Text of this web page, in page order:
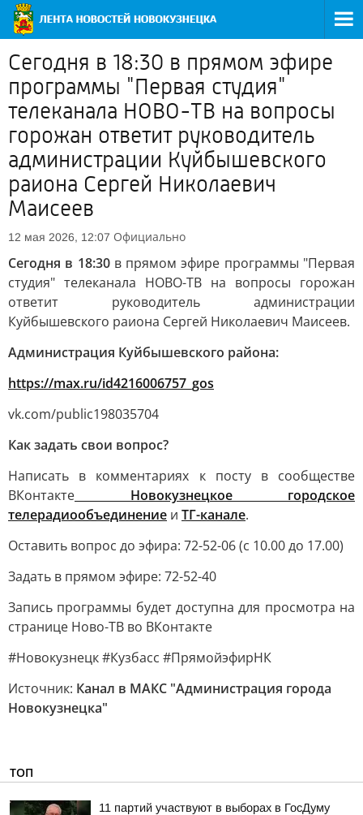
Сегодня в 18:30 в прямом эфире
программы "Первая студия"
телеканала НОВО-ТВ на вопросы
горожан ответит руководитель
администрации Куйбышевского
раиона Сергей Николаевич
Маисеев
12 мая 2026, 12:07 Официально
Сегодня в 18:30в прямом эфире программы "Первая
студия" телеканала НОВО-ТВ на вопросы горожан
ответит руководитель администрации
Куйбышевского раиона Сергей Николаевич Маисеев.
Администрация Куйбышевского района:
https://max.ru/id4216006757_gos
vk.com/public198035704
Как задать свои вопрос?
Написать в комментариях к посту в сообществе
ВКонтакте Новокузнецкое городское
телерадиообъединение и ТГ-канале.
Оставить вопрос до эфира: 72-52-06 (с 10.00 до 17.00)
Задать в прямом эфире: 72-52-40
Запись программы будет доступна для просмотра на
странице Ново-ТВ во ВКонтакте
#Новокузнецк #Кузбасс #ПрямойэфирНК
Источник: Канал в МАКС "Администрация города
Новокузнецка"
ТОП
11 партий участвуют в выборах в ГосДуму